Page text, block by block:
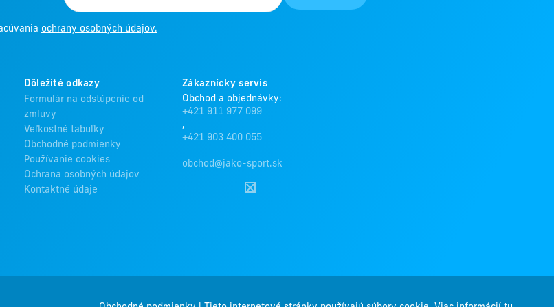
ochrany osobných údajov.
Dôležité odkazy
Formulár na odstúpenie od
zmluvy
Veľkostné tabuľky
Obchodné podmienky
Používanie cookies
Ochrana osobných údajov
Kontaktné údaje
Zákaznícky servis
Obchod a objednávky:
+421 911 977 099
,
+421 903 400 055
obchod@jako-sport.sk